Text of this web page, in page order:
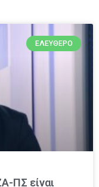
ΕΛΕΎΘΕΡΟ
ΠΣ είναι